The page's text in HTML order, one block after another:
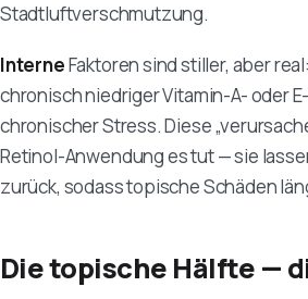
Stadtluftver­schmutzung.
InterneFaktoren sind stiller, aber
chronisch niedriger Vitamin-A- oder
chronischer Stress. Diese
Retinol-Anwendung es tut — sie
zurück, sodass topische Schäden
Die topische Hälfte —